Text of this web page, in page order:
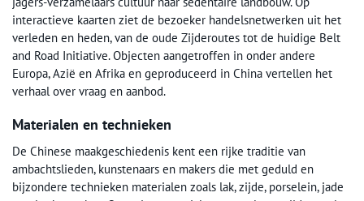
interactieve kaarten ziet de bezoeker handelsnetwerken uit het
verleden en heden, van de oude Zijderoutes tot de huidige Belt
and Road Initiative. Objecten aangetroffen in onder andere
Europa, Azië en Afrika en geproduceerd in China vertellen het
verhaal over vraag en aanbod.
Materialen en technieken
De Chinese maakgeschiedenis kent een rijke traditie van
ambachtslieden, kunstenaars en makers die met geduld en
bijzondere technieken materialen zoals lak, zijde, porselein, jade